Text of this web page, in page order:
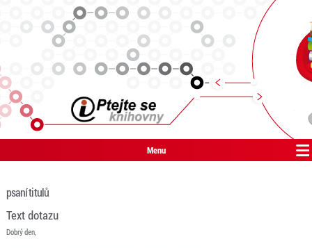
Menu
psaní titulů
Text dotazu
Dobrý den,